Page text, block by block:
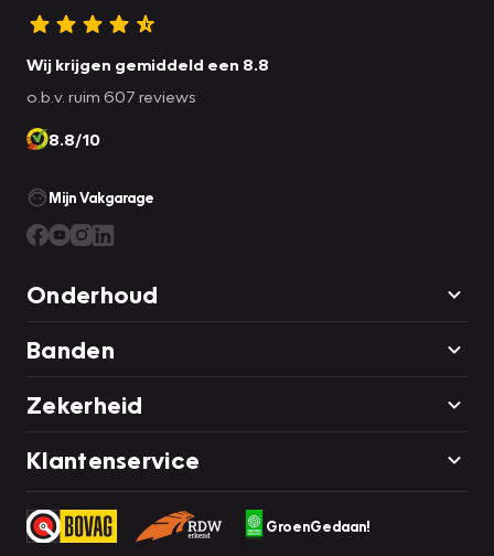
Wij krijgen gemiddeld een 8.8
o.b.v. ruim 607 reviews
8.8/10
Mijn Vakgarage
Onderhoud
Banden
Zekerheid
Klantenservice
GroenGedaan!